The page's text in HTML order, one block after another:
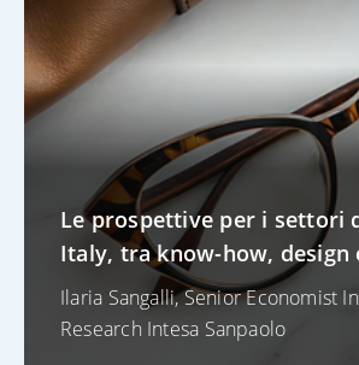
Le prospettive per i settori
Italy, tra know-how, design
Ilaria Sangalli, Senior Economist
Research Intesa Sanpaolo